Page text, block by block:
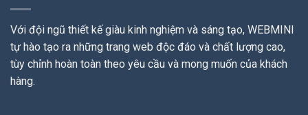
Với đội ngũ thiết kế giàu kinh nghiệm và sáng tạo, WEBMINI
tự hào tạo ra những trang web độc đáo và chất lượng cao,
tùy chỉnh hoàn toàn theo yêu cầu và mong muốn của khách
hàng.